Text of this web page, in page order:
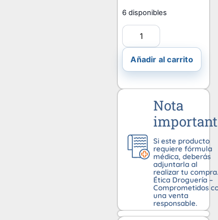
6 disponibles
Añadir al carrito
Nota
Si este producto
requiere fórmula
médica, deberás
adjuntarla al
realizar tu compra.
Ética Droguería –
Comprometidos
una venta
responsable.